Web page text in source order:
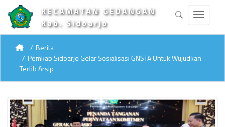
KECAMATAN GEDANGAN
Kab. Sidoarjo
Berita
Pemkab Sidoarjo Gelar Sosialisasi GNSTA Untuk Wujudkan
Tertib Arsip